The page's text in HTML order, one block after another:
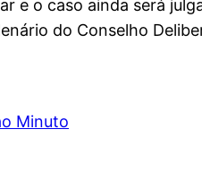
e o caso ainda será
do Conselho
Minuto